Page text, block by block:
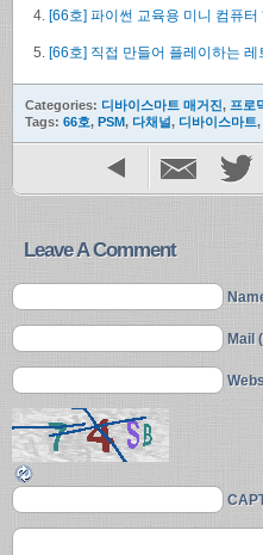
[66호] 파이썬 교육용 미니 컴퓨터
[66호] 직접 만들어 플레이하는
Categories: 디바이스마트 매거진, 프로
Tags: 66호, PSM, 다채널, 디바이스마트,
Leave A Comment
Mail